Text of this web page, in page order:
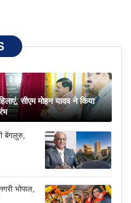
सीएम मोहन यादव ने किया
बेंगलुरु,
भोपाल,